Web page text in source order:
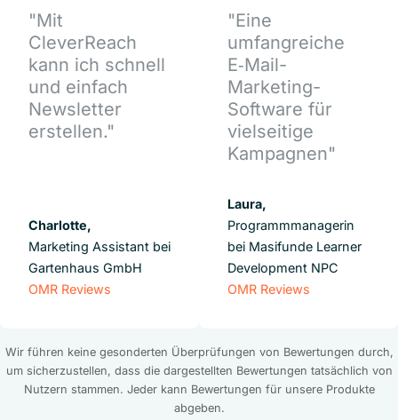
"Mit
CleverReach
kann ich schnell
und einfach
Newsletter
erstellen."
Charlotte,
Marketing Assistant bei
Gartenhaus GmbH
OMR Reviews
"Eine
umfangreiche
E‑Mail-
Marketing-
Software für
vielseitige
Kampagnen"
Laura,
Programmmanagerin
bei Masifunde Learner
Development NPC
OMR Reviews
Wir führen keine gesonderten Überprüfungen von Bewertungen durch,
um sicherzustellen, dass die dargestellten Bewertungen tatsächlich von
Nutzern stammen. Jeder kann Bewertungen für unsere Produkte
abgeben.